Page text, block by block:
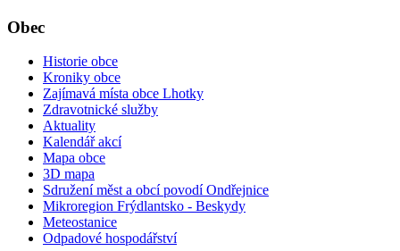
Obec
Historie obce
Kroniky obce
Zajímavá místa obce Lhotky
Zdravotnické služby
Aktuality
Kalendář akcí
Mapa obce
3D mapa
Sdružení měst a obcí povodí Ondřejnice
Mikroregion Frýdlantsko - Beskydy
Meteostanice
Odpadové hospodářství